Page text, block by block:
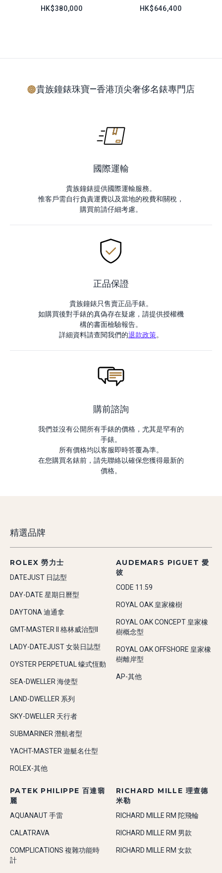
HK$380,000 HK$646,400
貴族鐘錶珠寶—香港頂尖奢侈名錶專門店
國際運輸
貴族鐘錶提供國際運輸服務。
惟客戶需自行負責運費以及當地的稅費和關稅，
購買前請仔細考慮。
正品保證
貴族鐘錶只售賣正品手錶。
如購買後對手錶的真偽存在疑慮，請提供授權機
構的書面檢驗報告。
詳細資料請查閱我們的退款政策。
購前諮詢
我們並沒有公開所有手錶的價格，尤其是罕有的
手錶。
所有價格均以客服即時答覆為準。
在您購買名錶前，請先聯絡以確保您獲得最新的
價格。
精選品牌
ROLEX 勞力士
DATEJUST 日誌型
DAY-DATE 星期日曆型
DAYTONA 迪通拿
GMT-MASTER II 格林威治型II
LADY-DATEJUST 女裝日誌型
OYSTER PERPETUAL 蠔式恆動
SEA-DWELLER 海使型
LAND-DWELLER 系列
SKY-DWELLER 天行者
SUBMARINER 潛航者型
YACHT-MASTER 遊艇名仕型
ROLEX-其他
AUDEMARS PIGUET 愛
彼
CODE 11.59
ROYAL OAK 皇家橡樹
ROYAL OAK CONCEPT 皇家橡
樹概念型
ROYAL OAK OFFSHORE 皇家橡
樹離岸型
AP-其他
PATEK PHILIPPE 百達翡
麗
AQUANAUT 手雷
CALATRAVA
COMPLICATIONS 複雜功能時
計
RICHARD MILLE 理查德
米勒
RICHARD MILLE RM 陀飛輪
RICHARD MILLE RM 男款
RICHARD MILLE RM 女款